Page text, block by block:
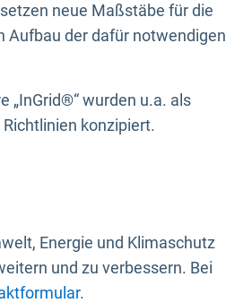
neue Maßstäbe für die
Aufbau der dafür notwendigen
„InGrid®“ wurden u.a. als
konzipiert.
Energie und Klimaschutz
und zu verbessern. Bei
.